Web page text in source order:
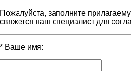
Пожалуйста, заполните
свяжется наш специалист для
* Ваше имя: